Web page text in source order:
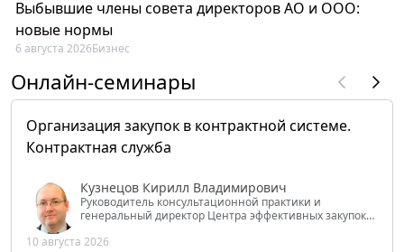
Выбывшие члены совета директоров АО и ООО:
новые нормы
6 августа 2026Бизнес
Онлайн-семинары
Организация закупок в контрактной системе.
Контрактная служба
Кузнецов Кирилл Владимирович
Руководитель консультационной практики и
генеральный директор Центра эффективных закупок
РФ
10 августа 2026